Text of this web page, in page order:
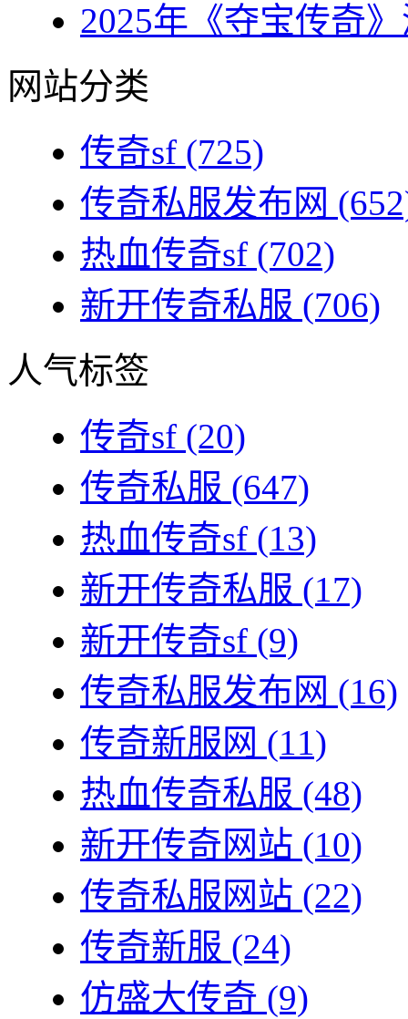
2025年《夺宝传奇
网站分类
传奇sf (725)
传奇私服发布网
热血传奇sf (702)
新开传奇私服 (706)
人气标签
传奇sf (20)
传奇私服 (647)
热血传奇sf (13)
新开传奇私服 (17)
新开传奇sf (9)
传奇私服发布网 (16)
传奇新服网 (11)
热血传奇私服 (48)
新开传奇网站 (10)
传奇私服网站 (22)
传奇新服 (24)
仿盛大传奇 (9)